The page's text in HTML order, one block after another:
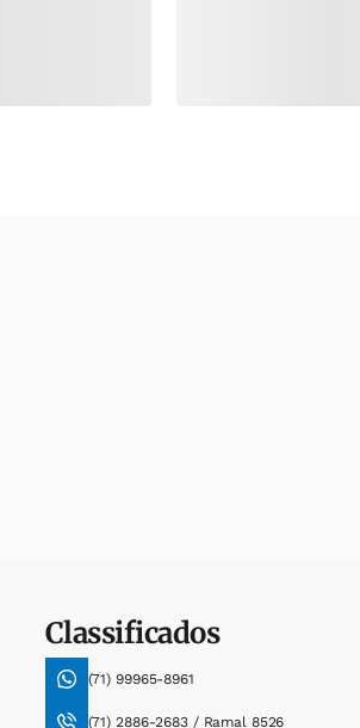
Classificados
(71) 99965-8961
(71) 2886-2683 / Ramal 8526